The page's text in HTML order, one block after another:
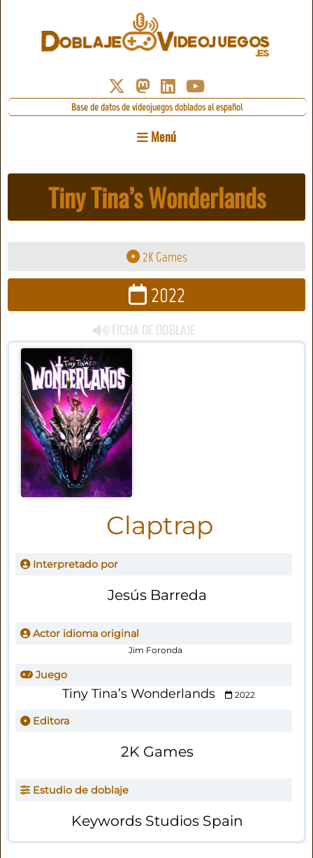
Base de datos de videojuegos doblados al español
Menú
Tiny Tina’s Wonderlands
2K Games
2022
FICHA DE DOBLAJE
Claptrap
Interpretado por
Jesús Barreda
Actor idioma original
Jim Foronda
Juego
Tiny Tina’s Wonderlands 2022
Editora
2K Games
Estudio de doblaje
Keywords Studios Spain